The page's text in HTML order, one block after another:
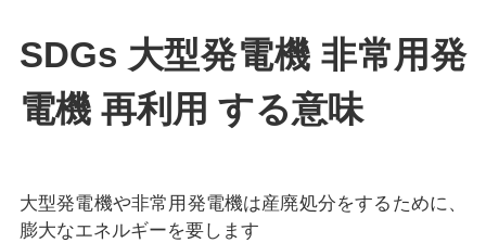
SDGs 大型発電機 非常用発
電機 再利用 する意味
大型発電機や非常用発電機は産廃処分をするために、
膨大なエネルギーを要します